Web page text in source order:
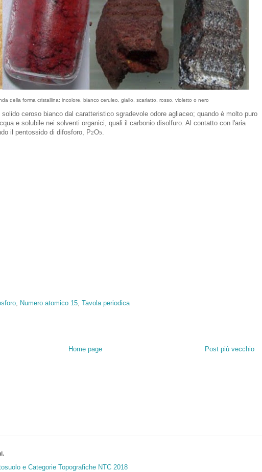
della forma cristallina: incolore, bianco ceruleo, giallo, scarlatto, rosso, violetto o nero
ceroso bianco dal caratteristico sgradevole odore agliaceo; quando è molto puro
e solubile nei solventi organici, quali il carbonio disolfuro. Al contatto con l'aria
il pentossido di difosforo, P2O5
Numero atomico 15 Tavola periodica
Post più vecchio
Home page
e Categorie Topografiche NTC 2018